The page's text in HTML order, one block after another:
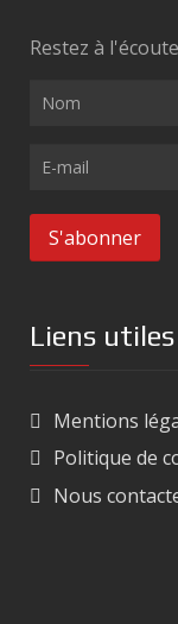
Restez à
Liens utiles
Mentions
Politique de
Nous